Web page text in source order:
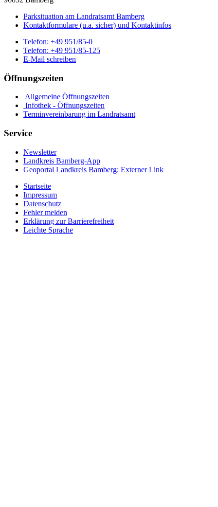
Parksituation am Landratsamt Bamberg
Kontaktformulare (u.a. sicher) und Kontaktinfos
Telefon: +49 951/85-0
Telefon: +49 951/85-125
E-Mail schreiben
Öffnungszeiten
Allgemeine Öffnungszeiten
Infothek - Öffnungszeiten
Terminvereinbarung im Landratsamt
Service
Newsletter
Landkreis Bamberg-App
Geoportal Landkreis Bamberg: Externer Link
Startseite
Impressum
Datenschutz
Fehler melden
Erklärung zur Barrierefreiheit
Leichte Sprache